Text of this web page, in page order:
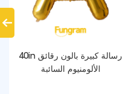
40in رسالة كبيرة بالون رقائق
الألومنيوم السائبة